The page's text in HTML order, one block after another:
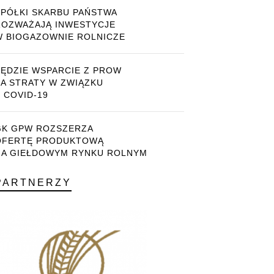
SKARBU PAŃSTWA
INWESTYCJE
BIOGAZOWNIE ROLNICZE
WSPARCIE Z PROW
STRATY W ZWIĄZKU
COVID-19
GPW ROZSZERZA
PRODUKTOWĄ
GIEŁDOWYM RYNKU ROLNYM